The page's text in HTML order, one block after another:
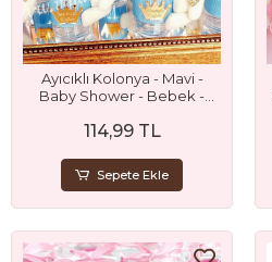
Ayıcıklı Kolonya - Mavi -
Baby Shower - Bebek -
Mevlit Hediyesi
114,99 TL
Sepete Ekle